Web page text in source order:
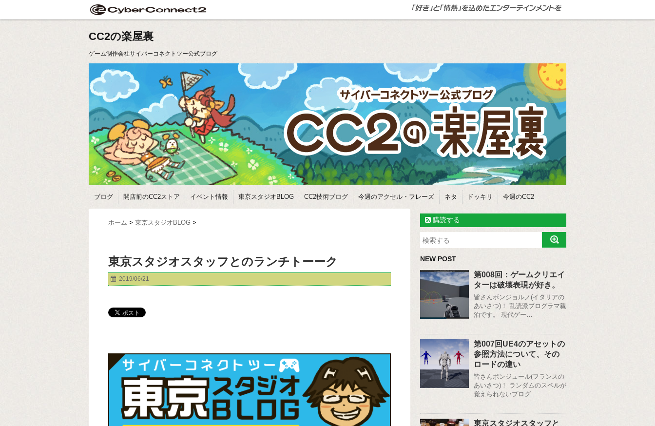
CC2の楽屋裏
ゲーム制作会社サイバーコネクトツー公式ブログ
ブログ 開店前のCC2ストア イベント情報 東京スタジオBLOG CC2技術ブログ 今週のアクセル・フレーズ ネタ ドッキリ 今週のCC2
ホーム > 東京スタジオBLOG >
東京スタジオスタッフとのランチトーーク
2019/06/21
購読する
NEW POST
第008回：ゲームクリエイ
ターは破壊表現が好き。
皆さんボンジョルノ(イタリアの
あいさつ)！ 乱読派プログラマ親
泊です。 現代ゲー…
第007回UE4のアセットの
参照方法について、その
ロードの違い
皆さんボンジュール(フランスの
あいさつ)！ ランダムのスペルが
覚えられないプログ…
東京スタジオスタッフと